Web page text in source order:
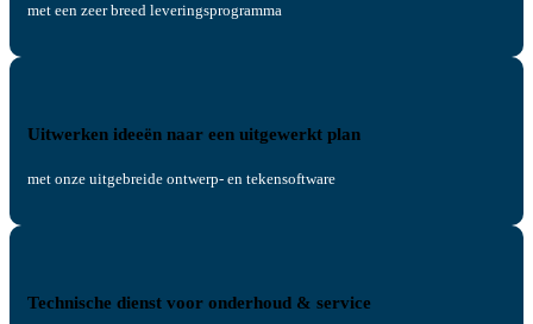
met een zeer breed leveringsprogramma
Uitwerken ideeën naar een uitgewerkt plan
met onze uitgebreide ontwerp- en tekensoftware
Technische dienst voor onderhoud & service